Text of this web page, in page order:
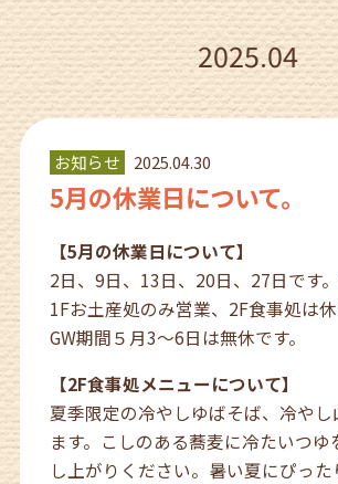
2025.04
お知らせ 2025.04.30
5月の休業日について。
【5月の休業日について】
2日、9日、13日、20日、27日です
1Fお土産処のみ営業、2F食事処は休
GW期間５月3～6日は無休です。
【2F食事処メニューについて】
夏季限定の冷やしゆばそば、冷やし
ます。こしのある蕎麦に冷たいつゆ
し上がりください。暑い夏にぴっ